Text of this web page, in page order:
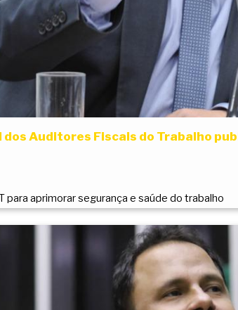
Auditores Fiscais do Trabalho
para aprimorar segurança e saúde do trabalho